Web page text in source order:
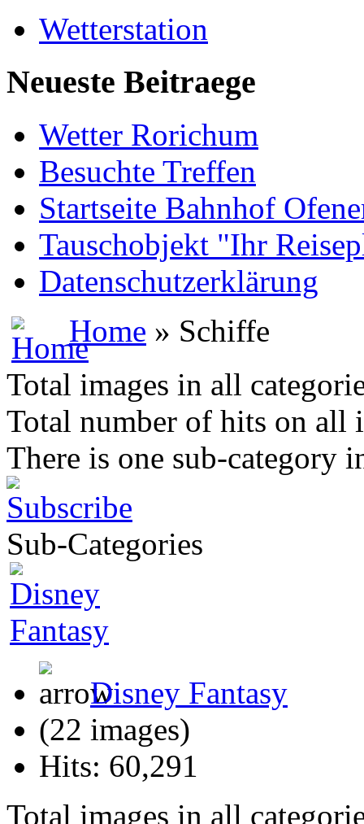
Wetterstation
Neueste Beitraege
Wetter Rorichum
Besuchte Treffen
Startseite Bahnhof
Tauschobjekt "Ihr
Datenschutzerklärung
Home » Schiffe
Total images in all
Total number of hits on all
There is one sub-category
Sub-Categories
Disney Fantasy
(22 images)
Hits: 60,291
Total images in all